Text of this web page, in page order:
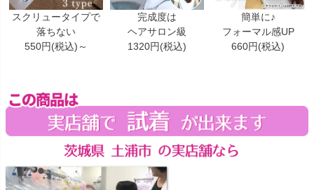
スクリュータイプで
落ちない
550円(税込)～
完成度は
ヘアサロン級
1320円(税込)
簡単に♪
フォーマル感UP
660円(税込)